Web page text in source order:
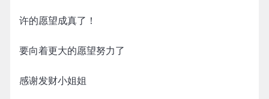
许的愿望成真了！
要向着更大的愿望努力了
感谢发财小姐姐